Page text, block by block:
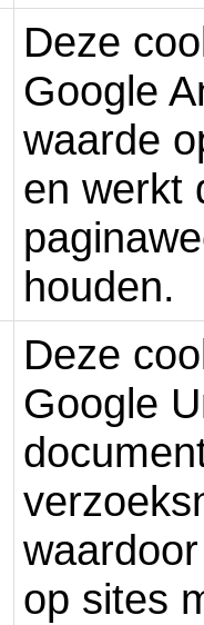
Deze
Google
waarde
en werkt
houden.
Deze
Google
op sites